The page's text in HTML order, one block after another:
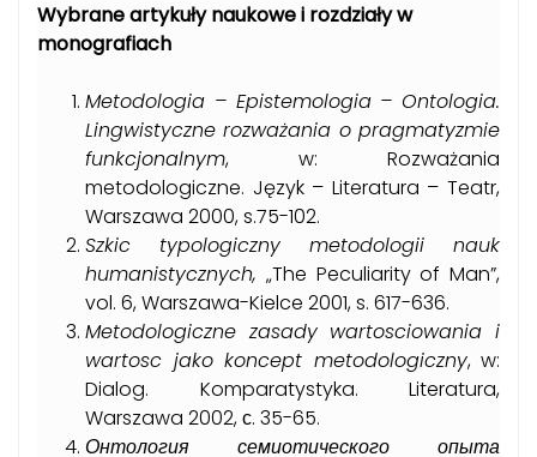
Wybrane artykuły naukowe i rozdziały w
monografiach
Metodologia – Epistemologia – Ontologia.
Lingwistyczne rozważania o pragmatyzmie
funkcjonalnym, w: Rozważania
metodologiczne. Język – Literatura – Teatr,
Warszawa 2000, s.75-102.
Szkic typologiczny metodologii nauk
humanistycznych, „The Peculiarity of Man”,
vol. 6, Warszawa-Kielce 2001, s. 617-636.
Metodologiczne zasady wartosciowania i
wartosc jako koncept metodologiczny, w:
Dialog. Komparatystyka. Literatura,
Warszawa 2002, с. 35-65.
Онтология
семиотического
опыта